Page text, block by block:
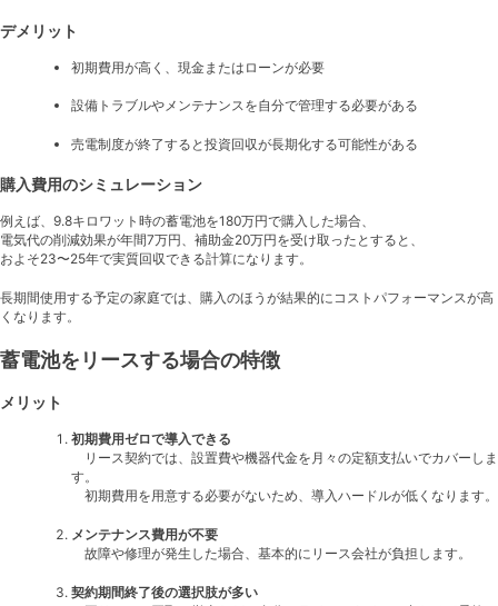
デメリット
初期費用が高く、現金またはローンが必要
設備トラブルやメンテナンスを自分で管理する必要がある
売電制度が終了すると投資回収が長期化する可能性がある
購入費用のシミュレーション
例えば、9.8キロワット時の蓄電池を180万円で購入した場合、
電気代の削減効果が年間7万円、補助金20万円を受け取ったとすると、
およそ23〜25年で実質回収できる計算になります。
長期間使用する予定の家庭では、購入のほうが結果的にコストパフォーマンスが高
くなります。
蓄電池をリースする場合の特徴
メリット
初期費用ゼロで導入できる
リース契約では、設置費や機器代金を月々の定額支払いでカバーしま
す。
初期費用を用意する必要がないため、導入ハードルが低くなります。
メンテナンス費用が不要
故障や修理が発生した場合、基本的にリース会社が負担します。
契約期間終了後の選択肢が多い